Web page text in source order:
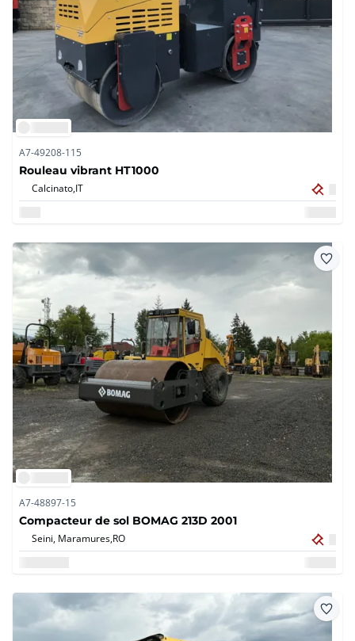
A7-49208-115
Rouleau vibrant HT1000
Calcinato,IT
A7-48897-15
Compacteur de sol BOMAG 213D 2001
Seini, Maramures,RO